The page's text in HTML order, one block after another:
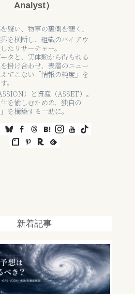
Analyst）
を疑い、物事の裏側を覗く」
を横断し、組織のバイアウ
たリサーチャー。
タと、実体験から得られる
掛け合わせ、表層のニュー
てこない「情報の純度」を
。
）と資産（ASSET）。
生を愉しむための、独自の
」を構築する一助に。
新着記事